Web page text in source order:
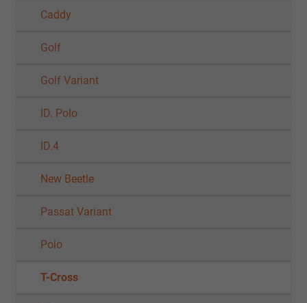
Caddy
Golf
Golf Variant
ID. Polo
ID.4
New Beetle
Passat Variant
Polo
T-Cross